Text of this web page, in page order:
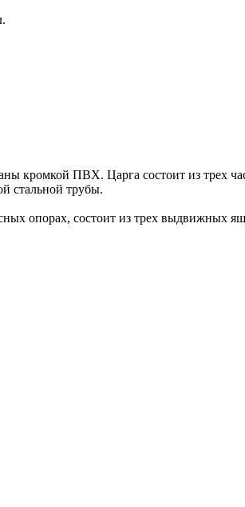
кромкой ПВХ. Царга состоит из трех
стальной трубы.
опорах, состоит из трех выдвижных